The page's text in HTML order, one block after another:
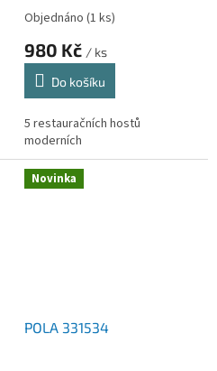
Objednáno (1 ks)
980 Kč / ks
Do košíku
5 restauračních hostů
moderních
Novinka
POLA 331534